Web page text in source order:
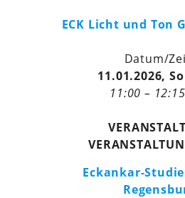
ECK Licht und Ton
Datum/
11.01.2026,
11:00 –
Eckankar-